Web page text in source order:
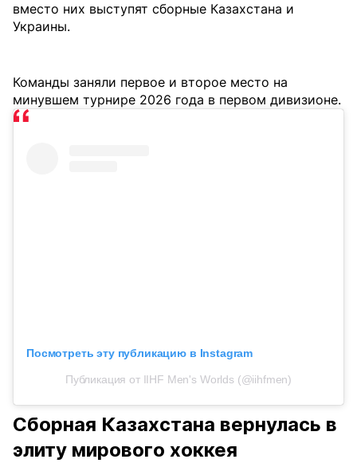
вместо них выступят сборные Казахстана и
Украины.
Команды заняли первое и второе место на
минувшем турнире 2026 года в первом дивизионе.
Посмотреть эту публикацию в Instagram
Публикация от IIHF Men's Worlds (@iihfmen)
Сборная Казахстана вернулась в
элиту мирового хоккея